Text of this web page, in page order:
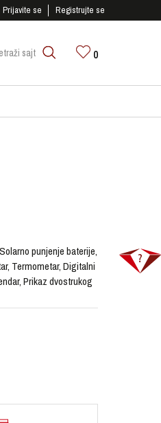
Prijavite se Registrujte se
sajt 0
punjenje baterije,
Termometar, Digitalni
Prikaz dvostrukog